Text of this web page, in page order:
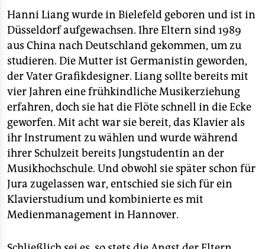
Hanni Liang wurde in Bielefeld geboren und ist in
Düsseldorf aufgewachsen. Ihre Eltern sind 1989
aus China nach Deutschland gekommen, um zu
studieren. Die Mutter ist Germanistin geworden,
der Vater Grafikdesigner. Liang sollte bereits mit
vier Jahren eine frühkindliche Musikerziehung
erfahren, doch sie hat die Flöte schnell in die Ecke
geworfen. Mit acht war sie bereit, das Klavier als
ihr Instrument zu wählen und wurde während
ihrer Schulzeit bereits Jungstudentin an der
Musikhochschule. Und obwohl sie später schon für
Jura zugelassen war, entschied sie sich für ein
Klavierstudium und kombinierte es mit
Medienmanagement in Hannover.